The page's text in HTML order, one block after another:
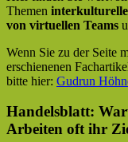
Themen
von virtuellen Teams
Wenn Sie zu der Seite
erschienenen
bitte hier: Gudrun
Handelsblatt:
Arbeiten oft ihr